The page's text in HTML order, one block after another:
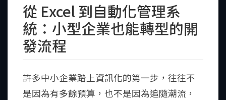
從 Excel 到自動化管理系
統：小型企業也能轉型的開
發流程
許多中小企業踏上資訊化的第一步，往往不
是因為有多餘預算，也不是因為追隨潮流，